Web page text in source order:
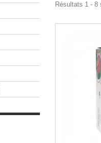
Résultats 1 - 8